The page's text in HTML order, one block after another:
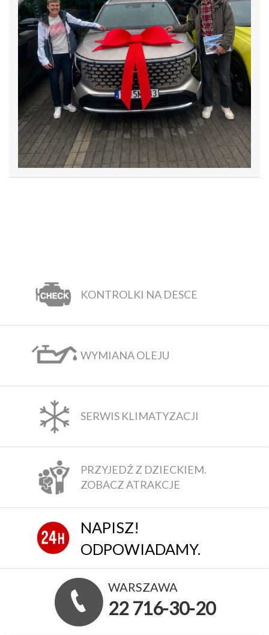
KONTROLKI NA DESCE
WYMIANA OLEJU
SERWIS KLIMATYZACJI
PRZYJEDŹ Z DZIECKIEM.
ZOBACZ ATRAKCJE
NAPISZ!
ODPOWIADAMY.
WARSZAWA
22 716-30-20